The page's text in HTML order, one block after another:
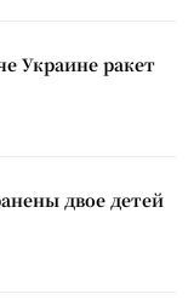
Украине ракет
двое детей